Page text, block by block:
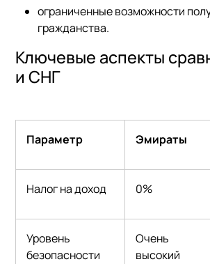
ограниченные возможности
гражданства.
Ключевые аспекты
и СНГ
Параметр Эмираты
Налог на доход 0%
Уровень
безопасности
Очень
высокий